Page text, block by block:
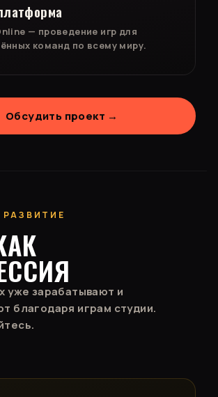
— проведение игр для
команд по всему миру.
Обсудить проект →
РАЗВИТИЕ
уже зарабатывают и
благодаря играм студии.